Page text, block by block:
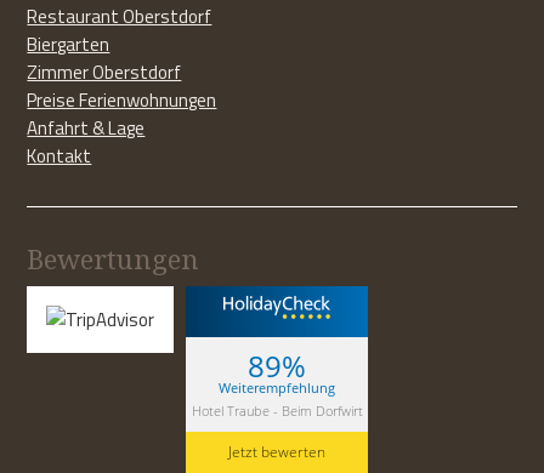
Restaurant Oberstdorf
Biergarten
Zimmer Oberstdorf
Preise Ferienwohnungen
Anfahrt & Lage
Kontakt
Bewertungen
89%
Weiterempfehlung
Hotel Traube - Beim Dorfwirt
Jetzt bewerten